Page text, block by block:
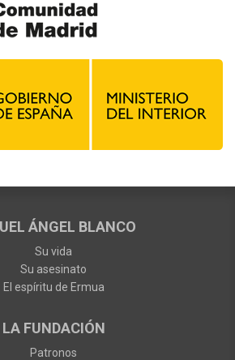
ÁNGEL BLANCO
Su vida
Su asesinato
El espíritu de Ermua
LA FUNDACIÓN
Patronos